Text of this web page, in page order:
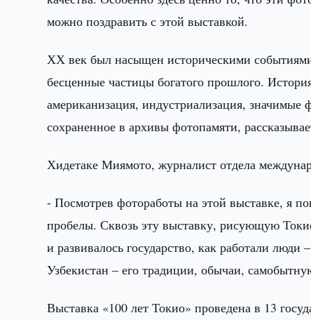
можно поздравить с этой выставкой.
ХХ век был насыщен историческими
бесценные частицы богатого прошлого.
американизация, индустриализация, значимые
сохраненное в архивы фотопамяти,
Хидетаке Миямото, журналист отдела
- Посмотрев фотоработы на этой выставке, я
пробелы. Сквозь эту выставку, рисующую
и развивалось государство, как работали
Узбекистан – его традиции, обычаи,
Выставка «100 лет Токио» проведена в 13